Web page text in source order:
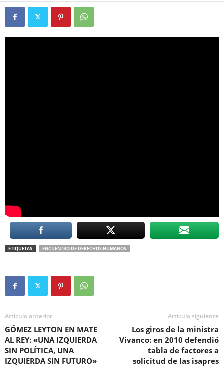
ETIQUETAS ENCUENTRO DE DERECHOS HUMANOS
Artículo anterior
GÓMEZ LEYTON EN MATE
AL REY: «UNA IZQUIERDA
SIN POLÍTICA, UNA
IZQUIERDA SIN FUTURO»
Artículo siguiente
Los giros de la ministra
Vivanco: en 2010 defendió
tabla de factores a
solicitud de las isapres